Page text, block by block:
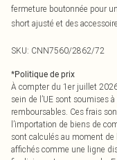
fermeture boutonnée pour
short ajusté et des
SKU: CNN7560/2862/72
*Politique de prix
À compter du 1er juillet
sein de l’UE sont soumises
remboursables. Ces frais
l’importation de biens de
sont calculés au moment de
affichés comme une ligne